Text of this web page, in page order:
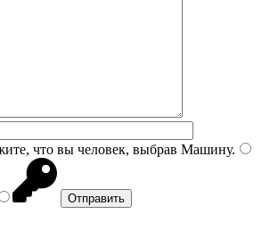
что вы человек, выбрав Машину.